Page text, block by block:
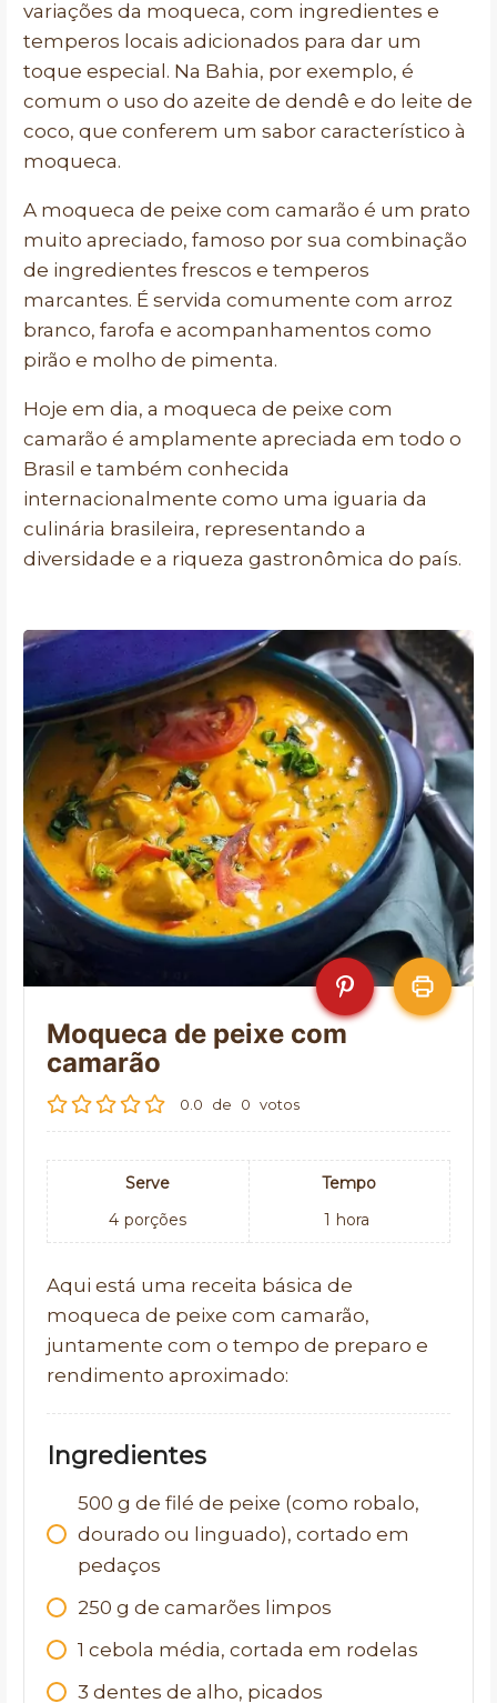
variações da moqueca, com ingredientes e
temperos locais adicionados para dar um
toque especial. Na Bahia, por exemplo, é
comum o uso do azeite de dendê e do leite de
coco, que conferem um sabor característico à
moqueca.
A moqueca de peixe com camarão é um prato
muito apreciado, famoso por sua combinação
de ingredientes frescos e temperos
marcantes. É servida comumente com arroz
branco, farofa e acompanhamentos como
pirão e molho de pimenta.
Hoje em dia, a moqueca de peixe com
camarão é amplamente apreciada em todo o
Brasil e também conhecida
internacionalmente como uma iguaria da
culinária brasileira, representando a
diversidade e a riqueza gastronômica do país.
Moqueca de peixe com
camarão
0.0 de 0 votos
Serve
4 porções
Tempo
1 hora
Aqui está uma receita básica de
moqueca de peixe com camarão,
juntamente com o tempo de preparo e
rendimento aproximado:
Ingredientes
500 g de filé de peixe (como robalo,
dourado ou linguado), cortado em
pedaços
250 g de camarões limpos
1 cebola média, cortada em rodelas
3 dentes de alho, picados